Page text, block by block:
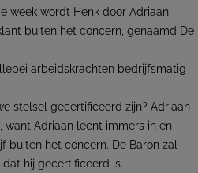
week wordt Henk door Adriaan
buiten het concern, genaamd De
arbeidskrachten bedrijfsmatig
stelsel gecertificeerd zijn? Adriaan
Adriaan leent immers in en
buiten het concern. De Baron zal
hij gecertificeerd is.